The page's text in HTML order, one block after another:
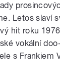
Letos slaví
hit roku
vokální
s Frankiem